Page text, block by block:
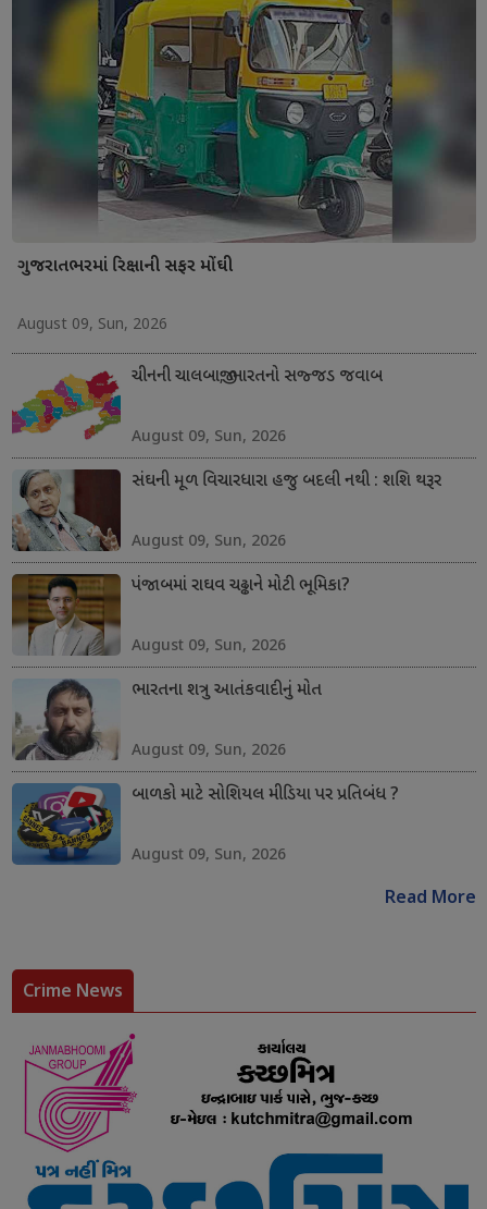
ગુજરાતભરમાં રિક્ષાની સફર મોંઘી
August 09, Sun, 2026
ચીનની ચાલબાજી; ભારતનો સજ્જડ જવાબ
August 09, Sun, 2026
સંઘની મૂળ વિચારધારા હજુ બદલી નથી : શશિ થરૂર
August 09, Sun, 2026
પંજાબમાં રાઘવ ચઢ્ઢાને મોટી ભૂમિકા?
August 09, Sun, 2026
ભારતના શત્રુ આતંકવાદીનું મોત
August 09, Sun, 2026
બાળકો માટે સોશિયલ મીડિયા પર પ્રતિબંધ ?
August 09, Sun, 2026
Read More
Crime News